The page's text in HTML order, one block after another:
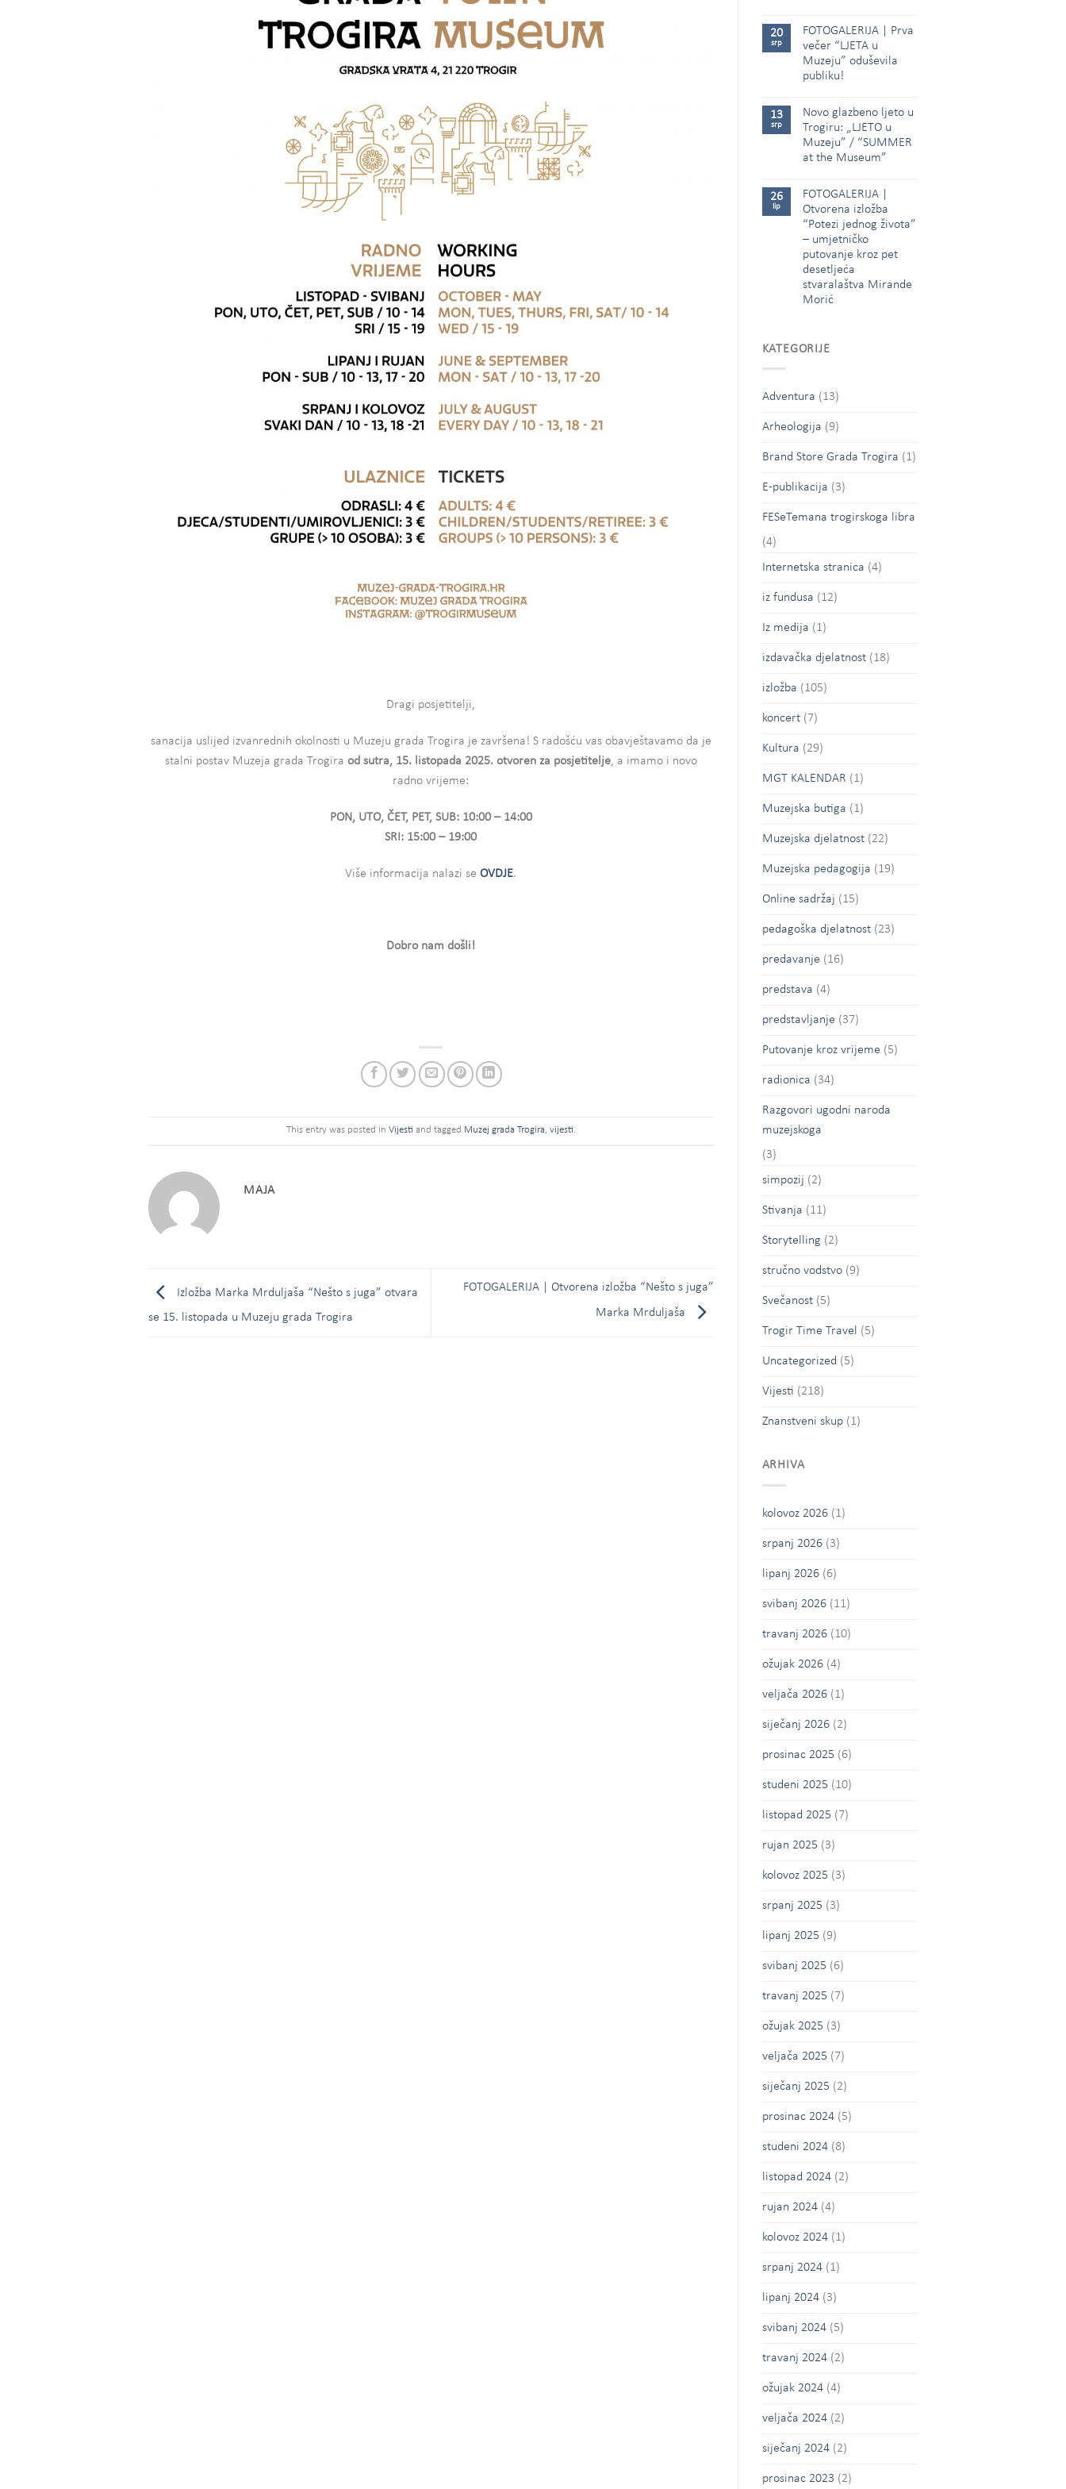
Dragi posjetitelji,
sanacija uslijed izvanrednih okolnosti u Muzeju grada Trogira je završena! S radošću vas obavještavamo da je
stalni postav Muzeja grada Trogira od sutra, 15. listopada 2025. otvoren za posjetitelje, a imamo i novo
radno vrijeme:
PON, UTO, ČET, PET, SUB: 10:00 – 14:00
SRI: 15:00 – 19:00
Više informacija nalazi seOVDJE.
Dobro nam došli!
This entry was posted in Vijesti and tagged Muzej grada Trogira, vijesti.
MAJA
Izložba Marka Mrduljaša “Nešto s juga” otvara
se 15. listopada u Muzeju grada Trogira
FOTOGALERIJA | Otvorena izložba “Nešto s juga”
Marka Mrduljaša
20
srp
FOTOGALERIJA | Prva
večer “LJETA u
Muzeju” oduševila
publiku!
13
srp
Novo glazbeno ljeto u
Trogiru: „LJETO u
Muzeju” / “SUMMER
at the Museum”
26
lip
FOTOGALERIJA |
Otvorena izložba
“Potezi jednog života”
– umjetničko
putovanje kroz pet
desetljeća
stvaralaštva Mirande
Morić
KATEGORIJE
Adventura (13)
Arheologija (9)
Brand Store Grada Trogira (1)
E-publikacija (3)
FESeTemana trogirskoga libra
(4)
Internetska stranica (4)
iz fundusa (12)
Iz medija (1)
izdavačka djelatnost(18)
izložba (105)
koncert(7)
Kultura (29)
MGT KALENDAR (1)
Muzejska butiga (1)
Muzejska djelatnost(22)
Muzejska pedagogija (19)
Online sadržaj (15)
pedagoška djelatnost(23)
predavanje (16)
predstava (4)
predstavljanje (37)
Putovanje kroz vrijeme (5)
radionica (34)
Razgovori ugodni naroda
muzejskoga
(3)
simpozij (2)
Stivanja (11)
Storytelling (2)
stručno vodstvo(9)
Svečanost(5)
Trogir Time Travel (5)
Uncategorized (5)
Vijesti (218)
Znanstveni skup(1)
ARHIVA
kolovoz 2026(1)
srpanj 2026(3)
lipanj 2026(6)
svibanj 2026(11)
travanj 2026(10)
ožujak 2026(4)
veljača 2026(1)
siječanj 2026(2)
prosinac 2025 (6)
studeni 2025 (10)
listopad 2025 (7)
rujan 2025 (3)
kolovoz 2025 (3)
srpanj 2025 (3)
lipanj 2025 (9)
svibanj 2025 (6)
travanj 2025 (7)
ožujak 2025 (3)
veljača 2025 (7)
siječanj 2025 (2)
prosinac 2024(5)
studeni 2024(8)
listopad 2024(2)
rujan 2024(4)
kolovoz 2024(1)
srpanj 2024(1)
lipanj 2024(3)
svibanj 2024(5)
travanj 2024(2)
ožujak 2024(4)
veljača 2024(2)
siječanj 2024(2)
prosinac 2023 (2)